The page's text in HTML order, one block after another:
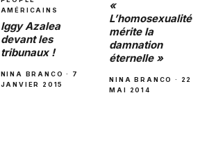
AMÉRICAINS
Iggy Azalea
devant les
tribunaux !
NINA BRANCO · 7
JANVIER 2015
«
L’homosexualité
mérite la
damnation
éternelle »
NINA BRANCO · 22
MAI 2014